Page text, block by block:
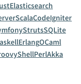
Elasticsearch
ScalaCodeIgniter
StrutsSQLite
ErlangOCaml
ShellPerlAkka